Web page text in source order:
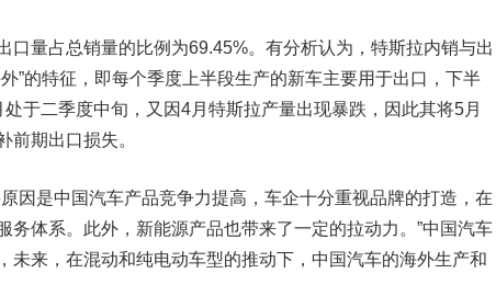
量占总销量的比例为69.45%。有分析认为，特斯拉内销与出
”的特征，即每个季度上半段生产的新车主要用于出口，下半
于二季度中旬，又因4月特斯拉产量出现暴跌，因此其将5月
前期出口损失。
是中国汽车产品竞争力提高，车企十分重视品牌的打造，在
务体系。此外，新能源产品也带来了一定的拉动力。”中国汽车
未来，在混动和纯电动车型的推动下，中国汽车的海外生产和